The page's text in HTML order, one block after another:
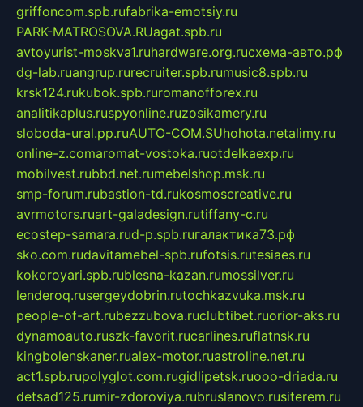
griffoncom.spb.rufabrika-emotsiy.ru
PARK-MATROSOVA.RUagat.spb.ru
avtoyurist-moskva1.ruhardware.org.ruсхема-авто.рф
dg-lab.ruangrup.rurecruiter.spb.rumusic8.spb.ru
krsk124.rukubok.spb.ruromanofforex.ru
analitikaplus.ruspyonline.ruzosikamery.ru
sloboda-ural.pp.ruAUTO-COM.SUhohota.netalimy.ru
online-z.comaromat-vostoka.ruotdelkaexp.ru
mobilvest.rubbd.net.rumebelshop.msk.ru
smp-forum.rubastion-td.rukosmoscreative.ru
avrmotors.ruart-galadesign.rutiffany-c.ru
ecostep-samara.rud-p.spb.ruгалактика73.рф
sko.com.rudavitamebel-spb.rufotsis.rutesiaes.ru
kokoroyari.spb.rublesna-kazan.rumossilver.ru
lenderoq.rusergeydobrin.rutochkazvuka.msk.ru
people-of-art.rubezzubova.ruclubtibet.ruorior-aks.ru
dynamoauto.ruszk-favorit.rucarlines.ruflatnsk.ru
kingbolenskaner.rualex-motor.ruastroline.net.ru
act1.spb.rupolyglot.com.rugidlipetsk.ruooo-driada.ru
detsad125.rumir-zdoroviya.rubruslanovo.rusiterem.ru